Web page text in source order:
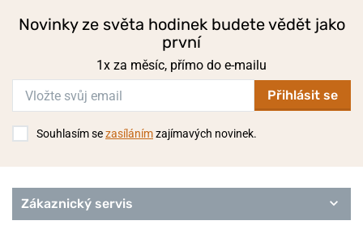
Novinky ze světa hodinek budete vědět jako
první
1x za měsíc, přímo do e-mailu
Přihlásit se
Souhlasím sezasílánímzajímavých novinek.
Zákaznický servis